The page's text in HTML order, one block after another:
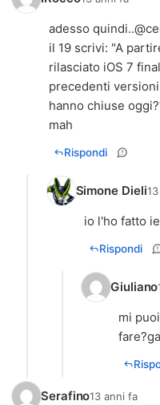
adesso
il 19 scrivi: "A
rilasciato iOS 7
precedenti
hanno chiuse
mah
Rispondi
Simone Dieli
io l'ho fatto
Rispondi
Giuliano
mi
Serafino13 anni fa